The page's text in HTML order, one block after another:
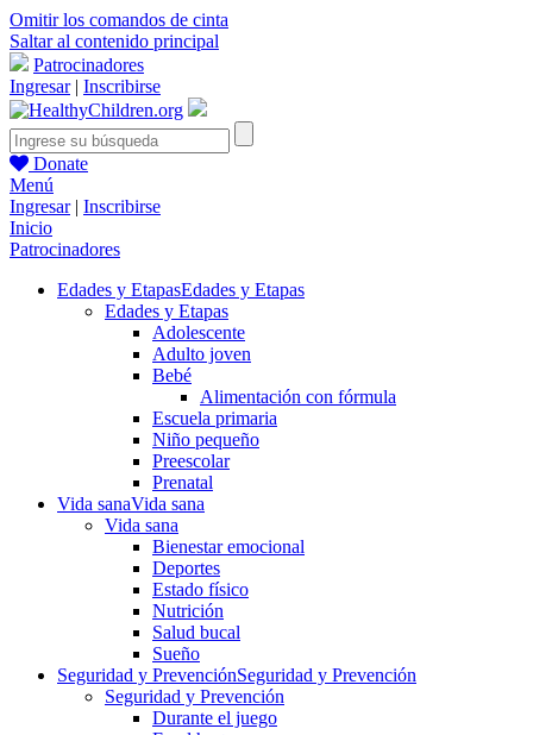
Omitir los comandos de cinta
Saltar al contenido principal
Patrocinadores
Ingresar| Inscribirse
Donate
Menú
Ingresar| Inscribirse
Inicio
Patrocinadores
Edades y EtapasEdades y Etapas
Edades y Etapas
Adolescente
Adulto joven
Bebé
Alimentación con fórmula
Escuela primaria
Niño pequeño
Preescolar
Prenatal
Vida sanaVida sana
Vida sana
Bienestar emocional
Deportes
Estado físico
Nutrición
Salud bucal
Sueño
Seguridad y PrevenciónSeguridad y Prevención
Seguridad y Prevención
Durante el juego